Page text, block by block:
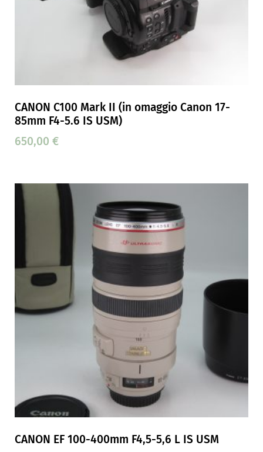
CANON C100 Mark II (in omaggio Canon 17-
85mm F4-5.6 IS USM)
650,00 €
CANON EF 100-400mm F4,5-5,6 L IS USM